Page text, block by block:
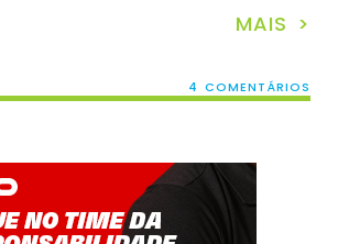
MAIS >
4 COMENTÁRIOS